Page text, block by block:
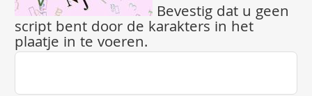
Bevestig dat u geen
script bent door de karakters in het
plaatje in te voeren.